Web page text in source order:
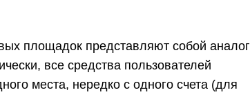
площадок представляют собой аналог
все средства пользователей
места, нередко с одного счета (для